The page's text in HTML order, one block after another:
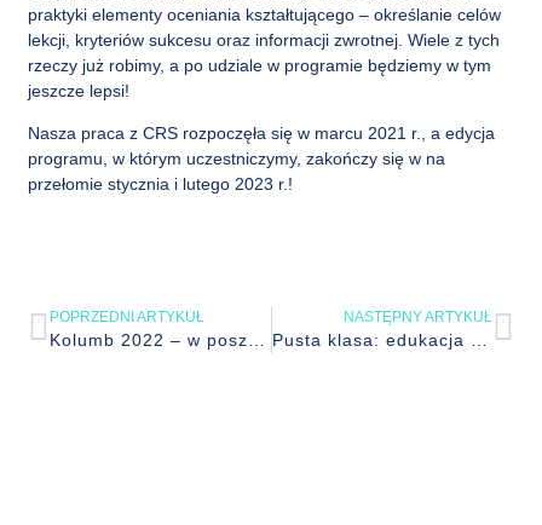
praktyki elementy oceniania kształtującego – określanie celów
lekcji, kryteriów sukcesu oraz informacji zwrotnej. Wiele z tych
rzeczy już robimy, a po udziale w programie będziemy w tym
jeszcze lepsi!
Nasza praca z CRS rozpoczęła się w marcu 2021 r., a edycja
programu, w którym uczestniczymy, zakończy się w na
przełomie stycznia i lutego 2023 r.!
POPRZEDNI ARTYKUŁ NASTĘPNY ARTYKUŁ